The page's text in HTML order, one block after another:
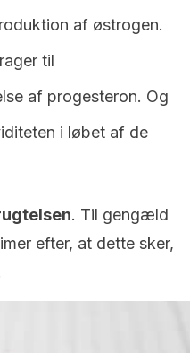
af østrogen.
til
af progesteron. Og
i løbet af de
. Til gengæld
efter, at dette sker,